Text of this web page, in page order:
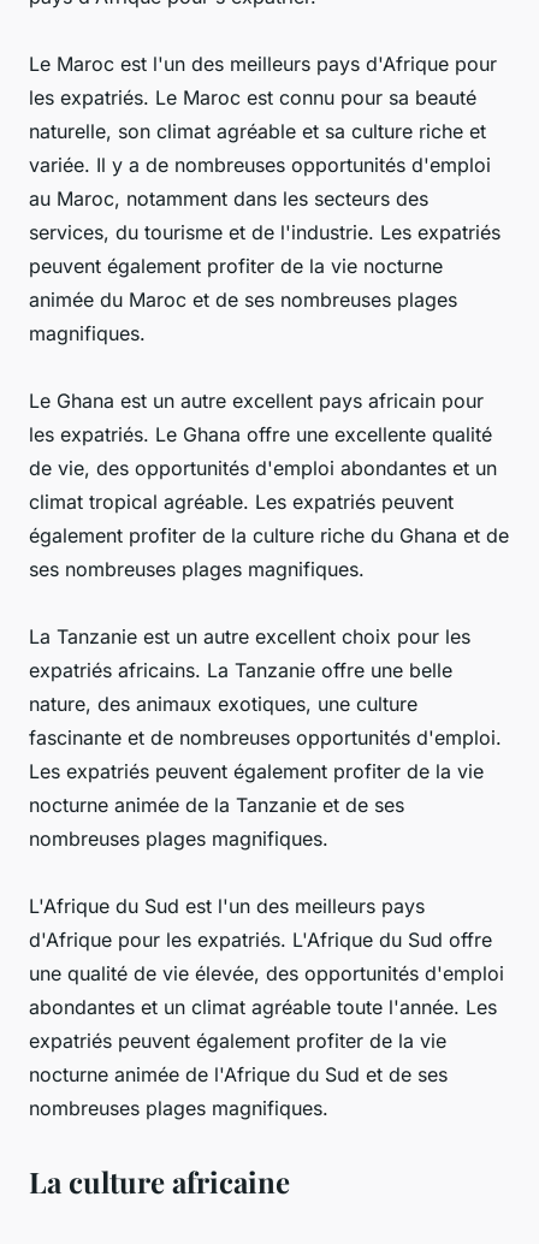
Le Maroc est l'un des meilleurs pays d'Afrique pour
les expatriés. Le Maroc est connu pour sa beauté
naturelle, son climat agréable et sa culture riche et
variée. Il y a de nombreuses opportunités d'emploi
au Maroc, notamment dans les secteurs des
services, du tourisme et de l'industrie. Les expatriés
peuvent également profiter de la vie nocturne
animée du Maroc et de ses nombreuses plages
magnifiques.
Le Ghana est un autre excellent pays africain pour
les expatriés. Le Ghana offre une excellente qualité
de vie, des opportunités d'emploi abondantes et un
climat tropical agréable. Les expatriés peuvent
également profiter de la culture riche du Ghana et de
ses nombreuses plages magnifiques.
La Tanzanie est un autre excellent choix pour les
expatriés africains. La Tanzanie offre une belle
nature, des animaux exotiques, une culture
fascinante et de nombreuses opportunités d'emploi.
Les expatriés peuvent également profiter de la vie
nocturne animée de la Tanzanie et de ses
nombreuses plages magnifiques.
L'Afrique du Sud est l'un des meilleurs pays
d'Afrique pour les expatriés. L'Afrique du Sud offre
une qualité de vie élevée, des opportunités d'emploi
abondantes et un climat agréable toute l'année. Les
expatriés peuvent également profiter de la vie
nocturne animée de l'Afrique du Sud et de ses
nombreuses plages magnifiques.
La culture africaine